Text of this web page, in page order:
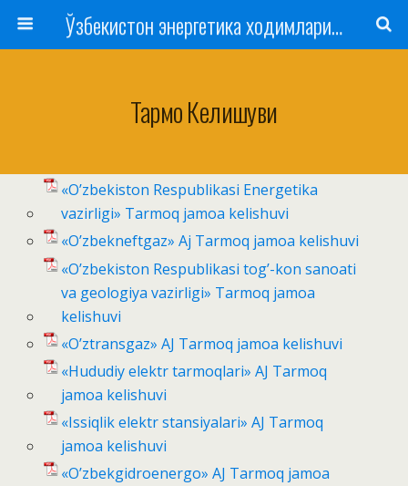
Ўзбекистон энергетика ходимлари касаба уюшмаси
Тармоқ Келишуви
«O’zbekiston Respublikasi Energetika
vazirligi» Tarmoq jamoa kelishuvi
«O’zbekneftgaz» Aj Tarmoq jamoa kelishuvi
«O’zbekiston Respublikasi tog’-kon sanoati
va geologiya vazirligi» Tarmoq jamoa
kelishuvi
«O’ztransgaz» AJ Tarmoq jamoa kelishuvi
«Hududiy elektr tarmoqlari» AJ Tarmoq
jamoa kelishuvi
«Issiqlik elektr stansiyalari» AJ Tarmoq
jamoa kelishuvi
«O’zbekgidroenergo» AJ Tarmoq jamoa